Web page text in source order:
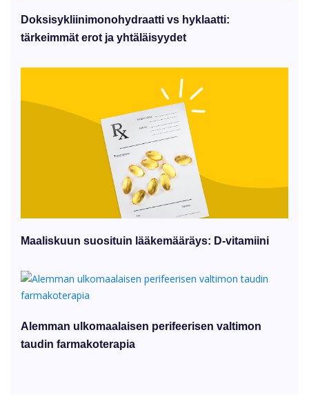
Doksisykliinimonohydraatti vs hyklaatti:
tärkeimmät erot ja yhtäläisyydet
Maaliskuun suosituin lääkemääräys: D-vitamiini
Alemman ulkomaalaisen perifeerisen valtimon
taudin farmakoterapia